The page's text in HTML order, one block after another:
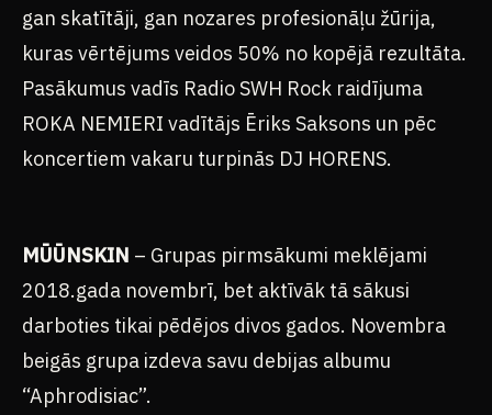
gan skatītāji, gan nozares profesionāļu žūrija,
kuras vērtējums veidos 50% no kopējā rezultāta.
Pasākumus vadīs Radio SWH Rock raidījuma
ROKA NEMIERI vadītājs Ēriks Saksons un pēc
koncertiem vakaru turpinās DJ HORENS.
MŪŪNSKIN – Grupas pirmsākumi meklējami
2018.gada novembrī, bet aktīvāk tā sākusi
darboties tikai pēdējos divos gados. Novembra
beigās grupa izdeva savu debijas albumu
“Aphrodisiac”.